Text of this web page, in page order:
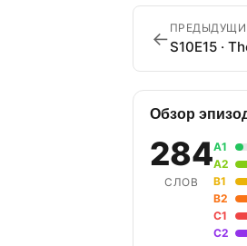
←S10E15 ·
Обзор
284
СЛОВ
A1
A2
B1
B2
C1
C2